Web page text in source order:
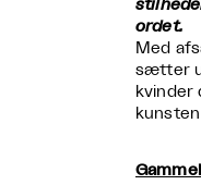
ordet.
Med
sætter
kvinder